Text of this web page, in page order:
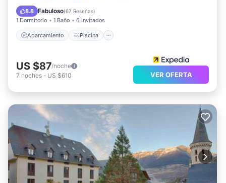
8.8 Fabuloso(67 Reseñas)
1 Dormitorio 1 Baño 6 Invitados
Aparcamiento Piscina
Balcón/Terraza
US $87/noche
7 noches - US $610 VER OFERTA